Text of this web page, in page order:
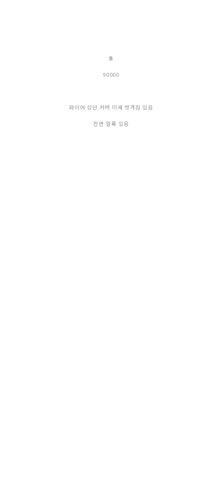
B
90000
와이어 상단 커버 미세 벗겨짐 있음
전면 얼룩 있음